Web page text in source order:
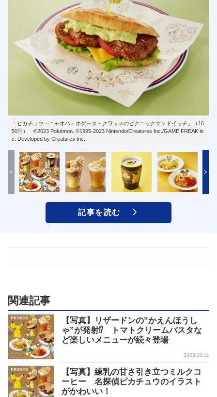
「ピカチュウ・ニャオハ・ホゲータ・クワッスのピクニックサンドイッチ」（16
50円） ©2023 Pokémon. ©1995-2023 Nintendo/Creatures Inc./GAME FREAK in
c. Developed by Creatures Inc.
記事を読む
関連記事
【写真】リザードンの”かえんほうし
ゃ”が発射⁉ トマトクリームパスタな
ど楽しいメニューが続々登場
2023/10/11
【写真】練乳の甘さ引き立つミルクコ
ーヒー 名探偵ピカチュウのイラスト
がかわいい！